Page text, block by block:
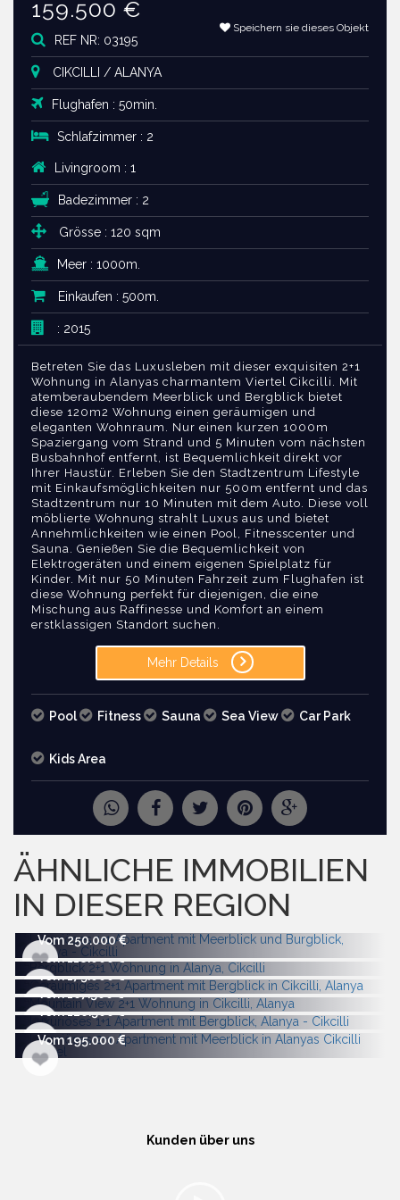
ANFRAGE NACH MEHR BILDERN
Speichern sie dieses Objekt
159.500 €
REF NR: 03195
CIKCILLI / ALANYA
Flughafen : 50min.
Schlafzimmer : 2
Livingroom : 1
Badezimmer : 2
Grösse : 120 sqm
Meer : 1000m.
Einkaufen : 500m.
: 2015
Betreten Sie das Luxusleben mit dieser exquisiten 2+1
Wohnung in Alanyas charmantem Viertel Cikcilli. Mit
atemberaubendem Meerblick und Bergblick bietet
diese 120m2 Wohnung einen geräumigen und
eleganten Wohnraum. Nur einen kurzen 1000m
Spaziergang vom Strand und 5 Minuten vom nächsten
Busbahnhof entfernt, ist Bequemlichkeit direkt vor
Ihrer Haustür. Erleben Sie den Stadtzentrum Lifestyle
mit Einkaufsmöglichkeiten nur 500m entfernt und das
Stadtzentrum nur 10 Minuten mit dem Auto. Diese voll
möblierte Wohnung strahlt Luxus aus und bietet
Annehmlichkeiten wie einen Pool, Fitnesscenter und
Sauna. Genießen Sie die Bequemlichkeit von
Elektrogeräten und einem eigenen Spielplatz für
Kinder. Mit nur 50 Minuten Fahrzeit zum Flughafen ist
diese Wohnung perfekt für diejenigen, die eine
Mischung aus Raffinesse und Komfort an einem
erstklassigen Standort suchen.
Mehr Details
Pool Fitness Sauna Sea View Car Park
Kids Area
ÄHNLICHE IMMOBILIEN
IN DIESER REGION
Vom 250.000
Vom 118.000
Vom 175.000
Vom 167.500
Vom 126.500
Vom 195.000
Kunden über uns